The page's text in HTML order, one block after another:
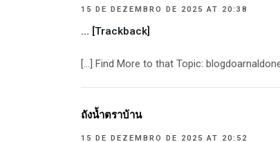
15 DE DEZEMBRO DE 2025 AT 20:38
… [Trackback]
[…] Find More to that Topic:
ถังน้ำตราบ้าน
15 DE DEZEMBRO DE 2025 AT 20:52